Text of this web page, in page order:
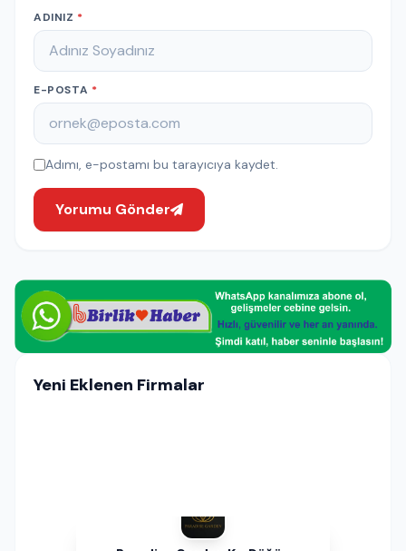
ADINIZ *
E-POSTA *
Adımı, e-postamı bu tarayıcıya kaydet.
Yorumu Gönder
Yeni Eklenen Firmalar